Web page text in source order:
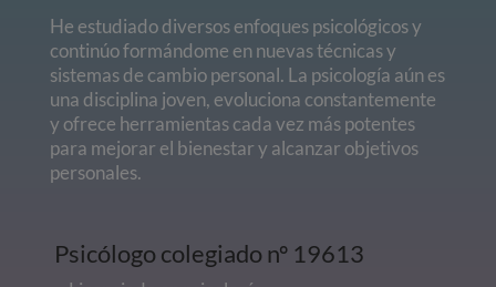
He estudiado diversos enfoques psicológicos y
continúo formándome en nuevas técnicas y
sistemas de cambio personal. La psicología aún es
una disciplina joven, evoluciona constantemente
y ofrece herramientas cada vez más potentes
para mejorar el bienestar y alcanzar objetivos
personales.
Psicólogo colegiado nº 19613